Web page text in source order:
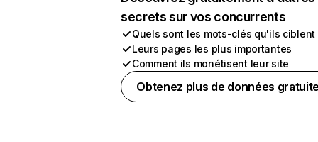
secrets sur vos concurrents
Quels sont les mots-clés qu'ils ciblent
Leurs pages les plus importantes
Comment ils monétisent leur site
Obtenez plus de données